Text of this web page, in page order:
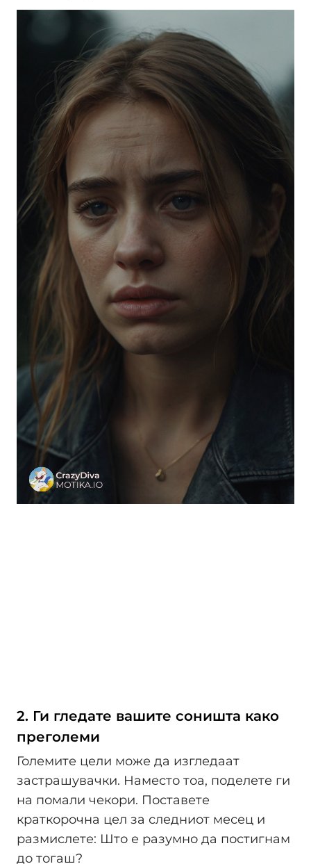
2. Ги гледате вашите соништа како
преголеми
Големите цели може да изгледаат
застрашувачки. Наместо тоа, поделете ги
на помали чекори. Поставете
краткорочна цел за следниот месец и
размислете: Што е разумно да постигнам
до тогаш?